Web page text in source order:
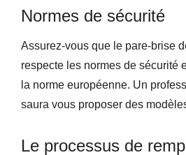
Normes de sécurité
Assurez-vous que le pare-brise
respecte les normes de sécurité
la norme européenne. Un
saura vous proposer des
Le processus de